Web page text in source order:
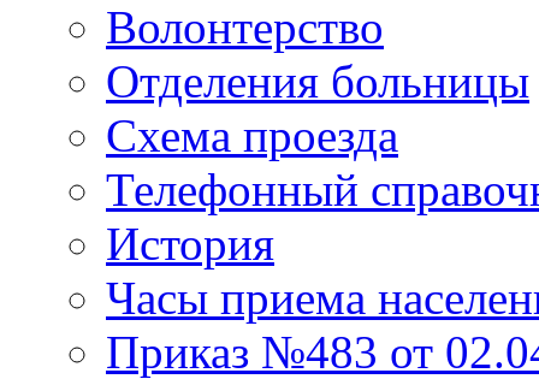
Волонтерство
Отделения больницы
Схема проезда
Телефонный
История
Часы приема
Приказ №483 от